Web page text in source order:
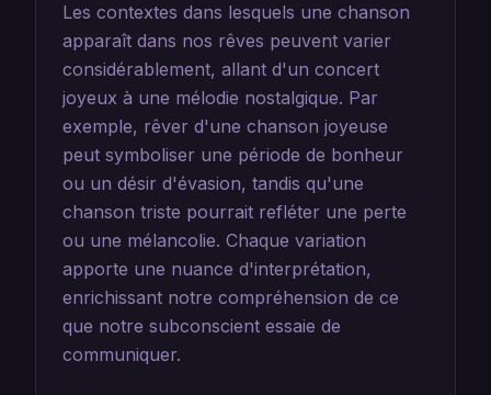
Les contextes dans lesquels une chanson
apparaît dans nos rêves peuvent varier
considérablement, allant d'un concert
joyeux à une mélodie nostalgique. Par
exemple, rêver d'une chanson joyeuse
peut symboliser une période de bonheur
ou un désir d'évasion, tandis qu'une
chanson triste pourrait refléter une perte
ou une mélancolie. Chaque variation
apporte une nuance d'interprétation,
enrichissant notre compréhension de ce
que notre subconscient essaie de
communiquer.